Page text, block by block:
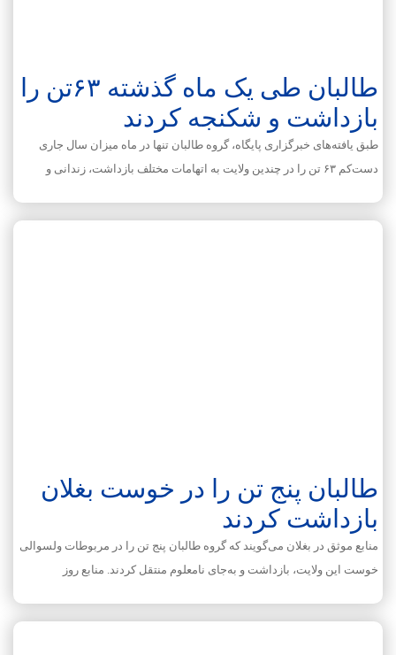
طالبان طی یک ماه گذشته ۶۳تن را
بازداشت و شکنجه کردند
طبق یافته‌های خبرگزاری پایگاه، گروه طالبان تنها در ماه میزان سال جاری
دست‌کم ۶۳ تن را در چندین ولایت به اتهامات مختلف بازداشت، زندانی و
طالبان پنج تن را در خوست بغلان
بازداشت کردند
منابع موثق در بغلان می‌گویند که گروه طالبان پنج تن را در مربوطات ولسوالی
خوست این ولایت، بازداشت و به‌جای نامعلوم منتقل کردند. منابع روز